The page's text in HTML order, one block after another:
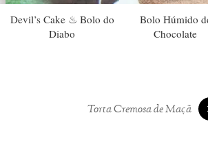
Devil’s Cake ♨ Bolo do
Diabo
Bolo Húmido
Chocolate
Torta Cremosa de Maçã